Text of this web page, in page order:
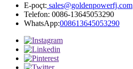
E-poçt: sales@goldenpowerfj.com
Telefon: 0086-13645053290
WhatsApp:008613645053290